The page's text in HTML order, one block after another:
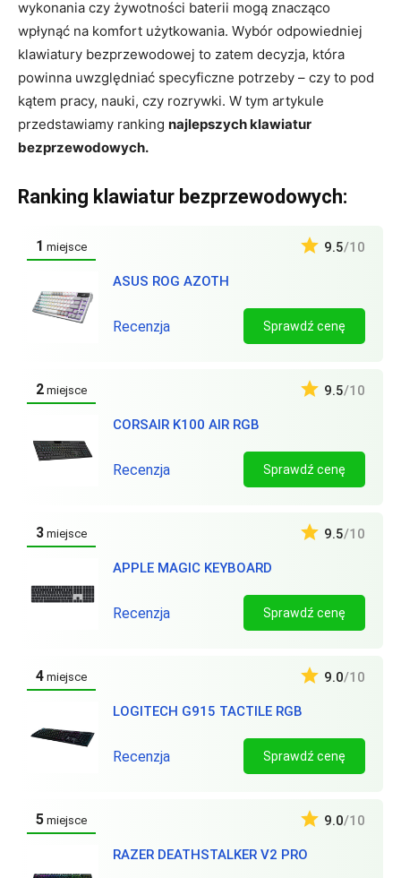
wykonania czy żywotności baterii mogą znacząco
wpłynąć na komfort użytkowania. Wybór odpowiedniej
klawiatury bezprzewodowej to zatem decyzja, która
powinna uwzględniać specyficzne potrzeby – czy to pod
kątem pracy, nauki, czy rozrywki. W tym artykule
przedstawiamy ranking najlepszych klawiatur
bezprzewodowych.
Ranking klawiatur bezprzewodowych:
1 miejsce
ASUS ROG AZOTH
9.5/10
Recenzja Sprawdź cenę
2 miejsce
CORSAIR K100 AIR RGB
9.5/10
Recenzja Sprawdź cenę
3 miejsce
APPLE MAGIC KEYBOARD
9.5/10
Recenzja Sprawdź cenę
4 miejsce
LOGITECH G915 TACTILE RGB
9.0/10
Recenzja Sprawdź cenę
5 miejsce
RAZER DEATHSTALKER V2 PRO
9.0/10